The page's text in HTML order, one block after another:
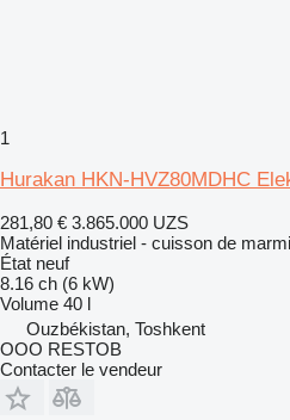
1
Hurakan HKN-HVZ80MDHC
281,80 € 3.865.000 UZS
Matériel industriel - cuisson de
État neuf
8.16 ch (6 kW)
Volume 40 l
Ouzbékistan, Toshkent
OOO RESTOB
Contacter le vendeur